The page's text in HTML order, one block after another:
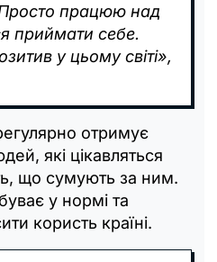
працюю над
приймати себе.
у цьому світі»,
отримує
які цікавляться
що сумують за ним.
у нормі та
користь країні.